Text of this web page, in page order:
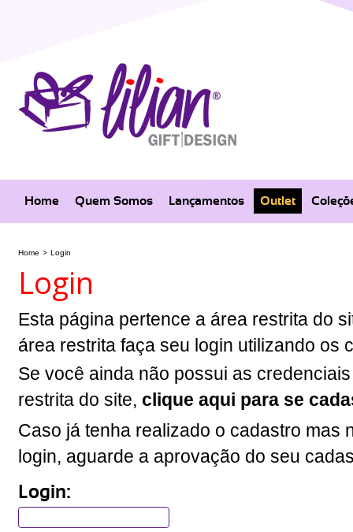
Home Quem Somos Lançamentos Outlet
Home > Login
Login
Esta página pertence a área restrita do
área restrita faça seu login utilizando os
Se você ainda não possui as
restrita do site, clique aqui para se
Caso já tenha realizado o cadastro mas
login, aguarde a aprovação do seu
Login: